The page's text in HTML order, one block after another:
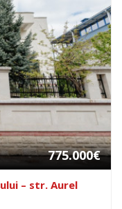
775.000€
– str. Aurel